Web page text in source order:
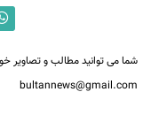
شما می توانید مطالب و تصاویر
bultannews@gmail.com